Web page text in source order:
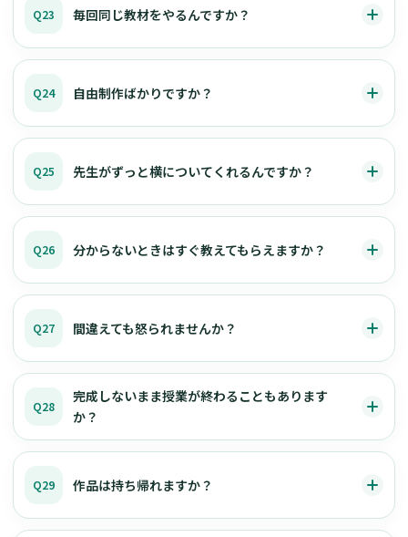
Q23 毎回同じ教材をやるんですか？
Q24 自由制作ばかりですか？
Q25 先生がずっと横についてくれるんですか？
Q26 分からないときはすぐ教えてもらえますか？
Q27 間違えても怒られませんか？
Q28
完成しないまま授業が終わることもあります
か？
Q29 作品は持ち帰れますか？